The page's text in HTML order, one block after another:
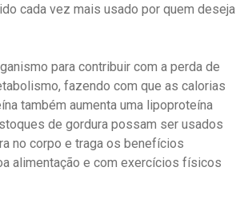
cada vez mais usado por quem deseja
para contribuir com a perda de
fazendo com que as calorias
também aumenta uma lipoproteína
de gordura possam ser usados
no corpo e traga os benefícios
alimentação e com exercícios físicos